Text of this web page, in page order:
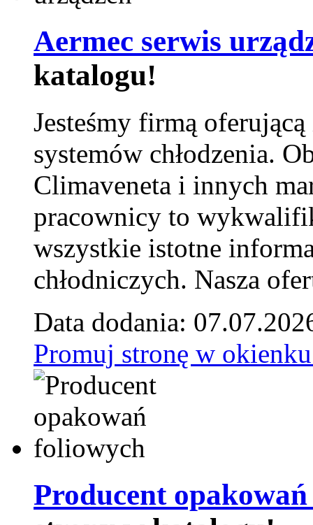
Aermec serwis
katalogu!
Jesteśmy firmą
systemów chłodzenia.
Climaveneta i innych
pracownicy to
wszystkie istotne
chłodniczych. Nasza
Data dodania:
Promuj stronę w
Producent